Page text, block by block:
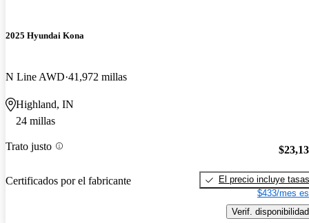
2025 Hyundai Kona
N Line AWD 41,972 millas
Highland, IN
24 millas
Trato justo
Certificados por el fabricante
El precio incluye tasas
$433/mes
Verif. disponibilidad